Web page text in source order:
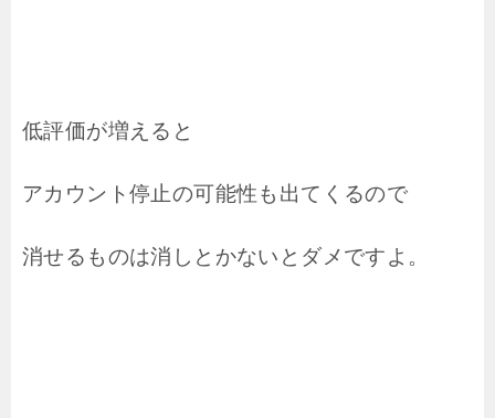
低評価が増えると
アカウント停止の可能性も出てくるので
消せるものは消しとかないとダメですよ。